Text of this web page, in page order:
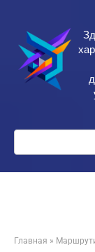
контенту
Поиск:
Главная »